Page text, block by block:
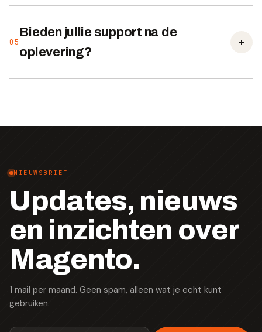
05
Bieden jullie support na de
oplevering?
+
NIEUWSBRIEF
Updates, nieuws
en inzichten over
Magento.
1 mail per maand. Geen spam, alleen wat je echt kunt
gebruiken.